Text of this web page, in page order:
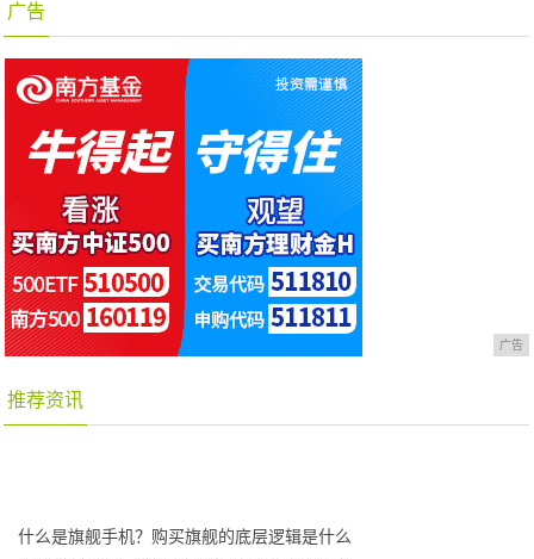
广告
广告
推荐资讯
什么是旗舰手机？购买旗舰的底层逻辑是什么